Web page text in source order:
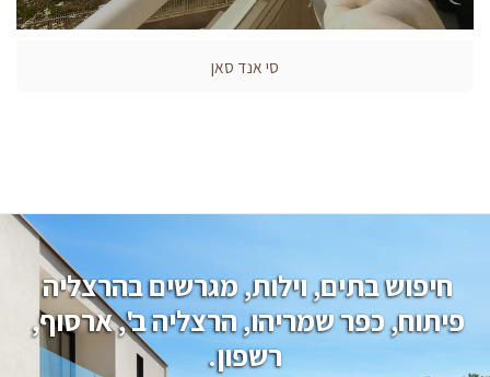
סי אנד סאן
חיפוש בתים, וילות, מגרשים בהרצליה
פיתוח, כפר שמריהו, הרצליה ב', ארסוף,
רשפון.